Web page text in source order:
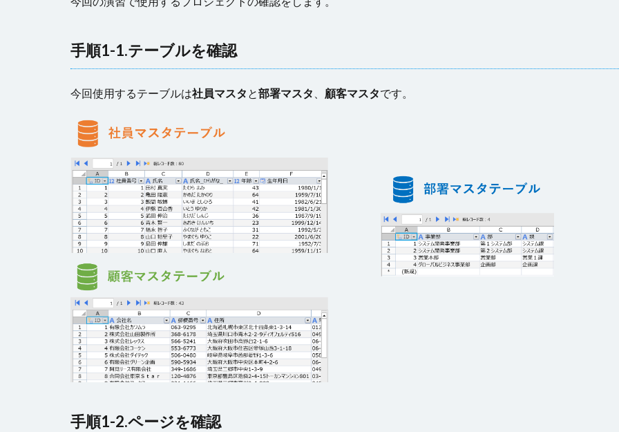
手順1-1.テーブルを確認
今回使用するテーブルは社員マスタ と部署マスタ 顧客マスタです。
手順1-2.ページを確認